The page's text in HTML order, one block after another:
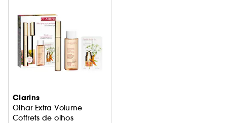
Clarins
Olhar Extra Volume
Coffrets de olhos